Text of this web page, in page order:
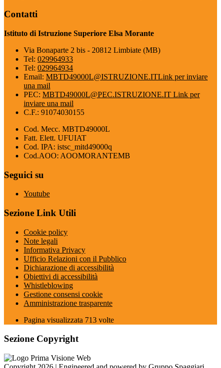
Contatti
Istituto di Istruzione Superiore Elsa Morante
Via Bonaparte 2 bis - 20812 Limbiate (MB)
Tel: 029964933
Tel: 029964934
Email: MBTD49000L@ISTRUZIONE.ITLink per inviare
una mail
PEC: MBTD49000L@PEC.ISTRUZIONE.IT Link per
inviare una mail
C.F.: 91074030155
Cod. Mecc. MBTD49000L
Fatt. Elett. UFUIAT
Cod. IPA: istsc_mitd49000q
Cod.AOO: AOOMORANTEMB
Seguici su
Youtube
Sezione Link Utili
Cookie policy
Note legali
Informativa Privacy
Ufficio Relazioni con il Pubblico
Dichiarazione di accessibilità
Obiettivi di accessibilità
Whistleblowing
Gestione consensi cookie
Amministrazione trasparente
Pagina visualizzata 713 volte
Sezione Copyright